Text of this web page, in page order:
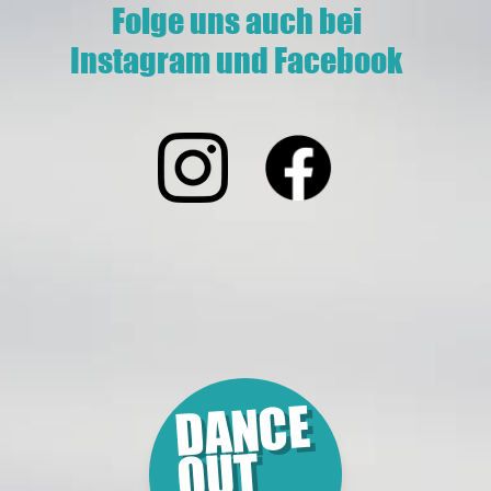
Folge uns auch bei
Instagram und Facebook
DANCE
OUT